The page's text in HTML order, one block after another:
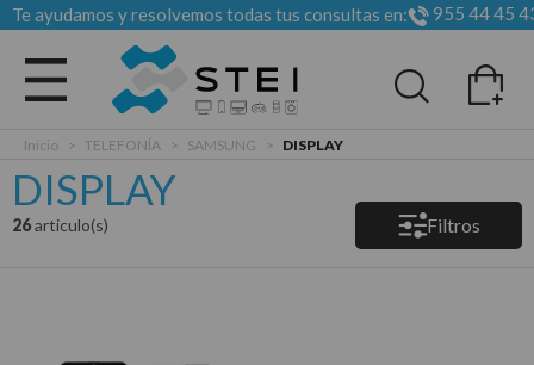
Te ayudamos y resolvemos todas tus consultas en: 955 44 45
Todas las categorias
Inicio > TELEFONÍA > SAMSUNG > DISPLAY
DISPLAY
26articulo(s) Filtros